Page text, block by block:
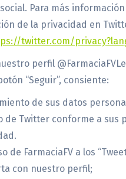
Para más
de la privacidad en
twitter.com/
perfil
“Seguir”, consiente:
de sus datos
de Twitter conforme a sus
de FarmaciaFV a los
con nuestro perfil;